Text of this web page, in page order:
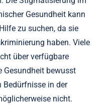
Gesundheit kann
zu suchen, da sie
haben. Viele
über verfügbare
Gesundheit bewusst
Bedürfnisse in der
nicht.